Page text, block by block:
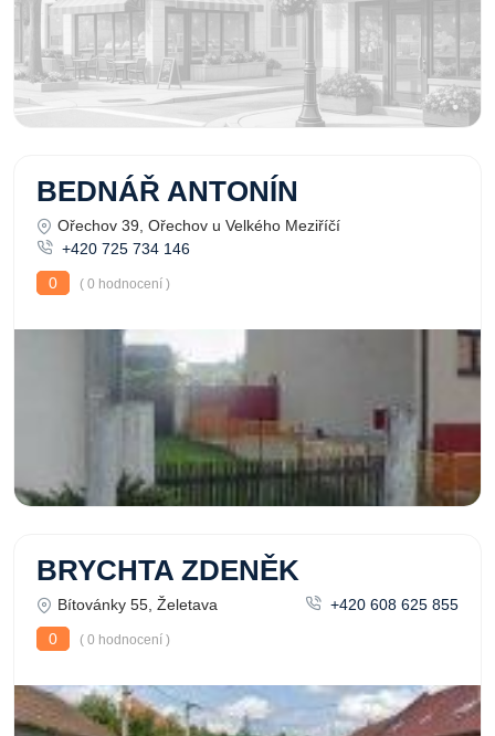
BEDNÁŘ ANTONÍN
Ořechov 39, Ořechov u Velkého Meziříčí
+420 725 734 146
0
( 0 hodnocení )
BRYCHTA ZDENĚK
Bítovánky 55, Želetava
+420 608 625 855
0
( 0 hodnocení )